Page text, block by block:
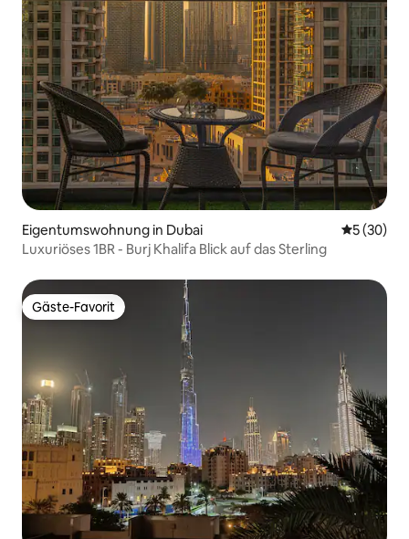
Eigentumswohnung in Dubai
5 (30)
Luxuriöses 1BR - Burj Khalifa Blick auf das Sterling
Gäste-Favorit
Gäste-Favorit